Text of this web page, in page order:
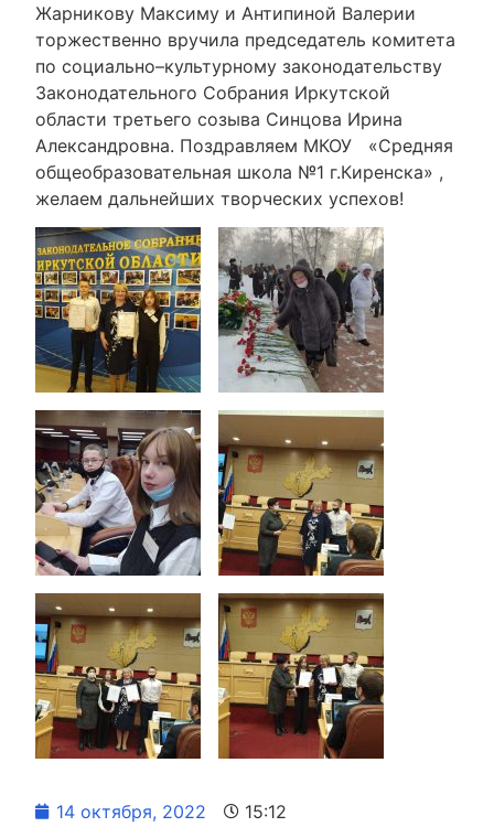
Жарникову Максиму и Антипиной Валерии
торжественно вручила председатель комитета
по социально–культурному законодательству
Законодательного Собрания Иркутской
области третьего созыва Синцова Ирина
Александровна. Поздравляем МКОУ «Средняя
общеобразовательная школа №1 г.Киренска» ,
желаем дальнейших творческих успехов!
14 октября, 2022 15:12